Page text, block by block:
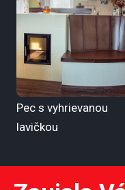
Pec s vyhrievanou
lavičkou